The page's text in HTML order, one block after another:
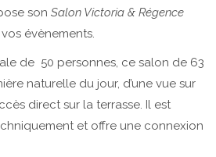
son Salon Victoria & Régence
évènements.
de 50 personnes, ce salon de 63
naturelle du jour, d’une vue sur
direct sur la terrasse. Il est
et offre une connexion